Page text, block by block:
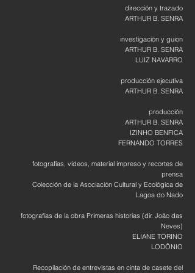
dirección y trazado
ARTHUR B. SENRA
investigación y guion
ARTHUR B. SENRA
LUIZ NAVARRO
producción ejecutiva
ARTHUR B. SENRA
producción
ARTHUR B. SENRA
IZINHO BENFICA
FERNANDO TORRES
fotografías, vídeos, material impreso y recortes de
prensa
Colección de la Asociación Cultural y Ecológica de
Lagoa do Nado
fotografías de la obra Primeras historias (dir. João das
Neves)
ELIANE TORINO
LODÔNIO
Recopilación de entrevistas en cinta de casete del